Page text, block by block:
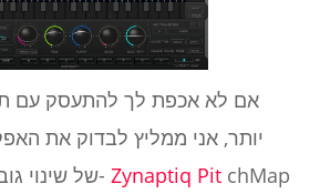
אם לא אכפת לך להתעסק עם
יותר, אני ממליץ לבדוק את
של שינוי גובה הצליל שיש ל- Zynaptiq PitchMap